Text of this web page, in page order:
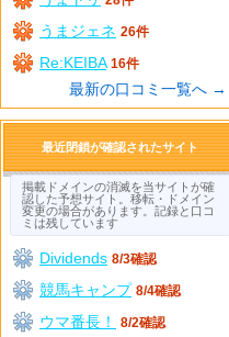
うまジェネ 26件
Re:KEIBA 16件
最新の口コミ一覧へ →
最近閉鎖が確認されたサイト
掲載ドメインの消滅を当サイトが確
認した予想サイト。移転・ドメイン
変更の場合があります。記録と口コ
ミは残しています
Dividends 8/3確認
競馬キャンプ 8/4確認
ウマ番長！ 8/2確認